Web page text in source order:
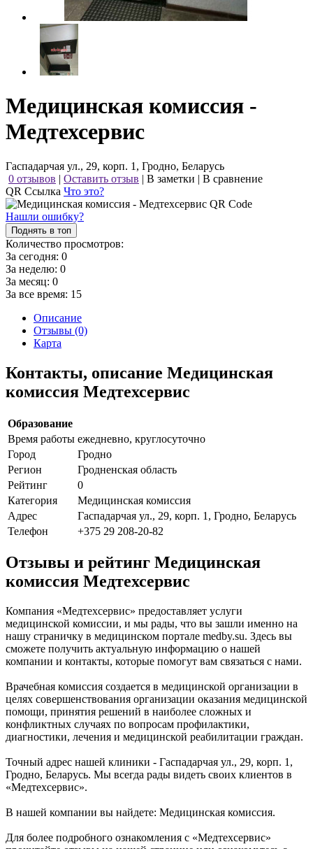
Медицинская комиссия -
Медтехсервис
Гаспадарчая ул., 29, корп. 1, Гродно, Беларусь
0 отзывов | Оставить отзыв | В заметки | В сравнение
QR Ссылка Что это?
Нашли ошибку?
Поднять в топ
Количество просмотров:
За сегодня: 0
За неделю: 0
За месяц: 0
За все время: 15
Описание
Отзывы (0)
Карта
Контакты, описание Медицинская
комиссия Медтехсервис
Образование
Время работы ежедневно, круглосуточно
Город
Гродно
Регион
Гродненская область
Рейтинг
0
Категория
Медицинская комиссия
Адрес
Гаспадарчая ул., 29, корп. 1, Гродно, Беларусь
Телефон
+375 29 208-20-82
Отзывы и рейтинг Медицинская
комиссия Медтехсервис
Компания «Медтехсервис» предоставляет услуги
медицинской комиссии, и мы рады, что вы зашли именно на
нашу страничку в медицинском портале medby.su. Здесь вы
сможете получить актуальную информацию о нашей
компании и контакты, которые помогут вам связаться с нами.
Врачебная комиссия создается в медицинской организации в
целях совершенствования организации оказания медицинской
помощи, принятия решений в наиболее сложных и
конфликтных случаях по вопросам профилактики,
диагностики, лечения и медицинской реабилитации граждан.
Точный адрес нашей клиники - Гаспадарчая ул., 29, корп. 1,
Гродно, Беларусь. Мы всегда рады видеть своих клиентов в
«Медтехсервис».
В нашей компании вы найдете: Медицинская комиссия.
Для более подробного ознакомления с «Медтехсервис»